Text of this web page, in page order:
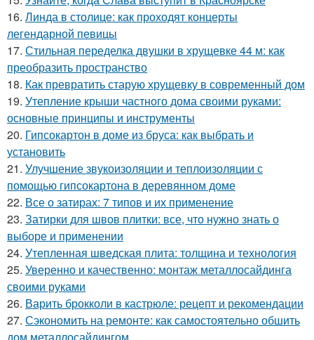
16. Линда в столице: как проходят концерты
легендарной певицы
17. Стильная переделка двушки в хрущевке 44 м: как
преобразить пространство
18. Как превратить старую хрущевку в современный дом
19. Утепление крыши частного дома своими руками:
основные принципы и инструменты
20. Гипсокартон в доме из бруса: как выбрать и
установить
21. Улучшение звукоизоляции и теплоизоляции с
помощью гипсокартона в деревянном доме
22. Все о затирах: 7 типов и их применение
23. Затирки для швов плитки: все, что нужно знать о
выборе и применении
24. Утепленная шведская плита: толщина и технология
25. Уверенно и качественно: монтаж металлосайдинга
своими руками
26. Варить брокколи в кастрюле: рецепт и рекомендации
27. Сэкономить на ремонте: как самостоятельно обшить
дом металлосайдингом